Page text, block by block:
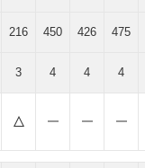
216 450 426 475
3 4 4 4